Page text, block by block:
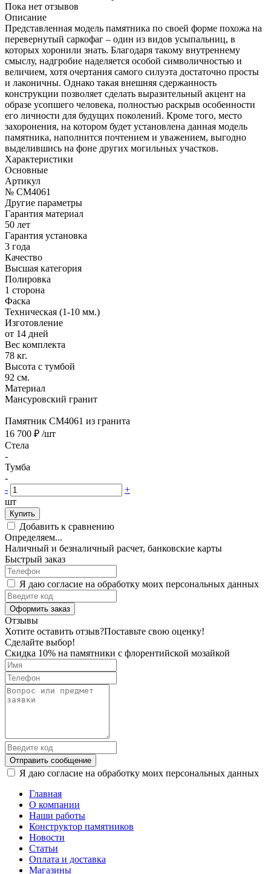
Пока нет отзывов
Описание
Представленная модель памятника по своей форме похожа на
перевернутый саркофаг – один из видов усыпальниц, в
которых хоронили знать. Благодаря такому внутреннему
смыслу, надгробие наделяется особой символичностью и
величием, хотя очертания самого силуэта достаточно просты
и лаконичны. Однако такая внешняя сдержанность
конструкции позволяет сделать выразительный акцент на
образе усопшего человека, полностью раскрыв особенности
его личности для будущих поколений. Кроме того, место
захоронения, на котором будет установлена данная модель
памятника, наполнится почтением и уважением, выгодно
выделившись на фоне других могильных участков.
Характеристики
Основные
Артикул
№ CM4061
Другие параметры
Гарантия материал
50 лет
Гарантия установка
3 года
Качество
Высшая категория
Полировка
1 сторона
Фаска
Техническая (1-10 мм.)
Изготовление
от 14 дней
Вес комплекта
78 кг.
Высота с тумбой
92 см.
Материал
Мансуровский гранит
Памятник CM4061 из гранита
16 700 ₽ /шт
Стела
-
Тумба
-
-
+
шт
Купить
Добавить к сравнению
Определяем...
Наличный и безналичный расчет, банковские карты
Быстрый заказ
Я даю согласие на обработку моих персональных данных
Оформить заказ
Отзывы
Хотите оставить отзыв?Поставьте свою оценку!
Сделайте выбор!
Скидка 10% на памятники с флорентийской мозайкой
Отправить сообщение
Я даю согласие на обработку моих персональных данных
Главная
О компании
Наши работы
Конструктор памятников
Новости
Статьи
Оплата и доставка
Магазины